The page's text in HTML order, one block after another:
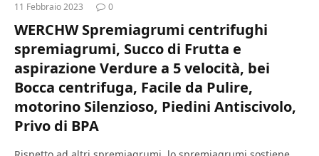
11 Febbraio 2023 0
WERCHW Spremiagrumi centrifughi
spremiagrumi, Succo di Frutta e
aspirazione Verdure a 5 velocità, bei
Bocca centrifuga, Facile da Pulire,
motorino Silenzioso, Piedini Antiscivolo,
Privo di BPA